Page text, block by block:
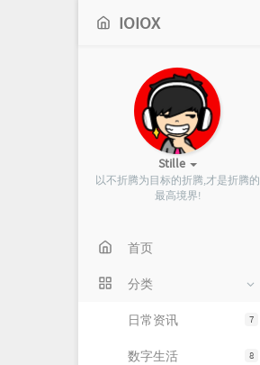
IOIOX
Stille
以不折腾为目标的折腾,才是折腾的
最高境界!
首页
分类
7
日常资讯
8
数字生活